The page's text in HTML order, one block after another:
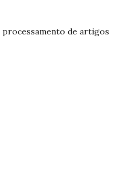
processamento de artigos